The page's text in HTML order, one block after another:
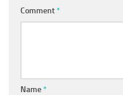
Comment*
Name*